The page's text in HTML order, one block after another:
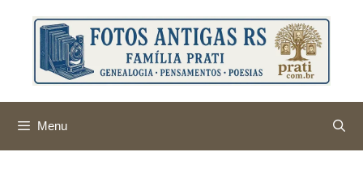
conteúdo
Menu